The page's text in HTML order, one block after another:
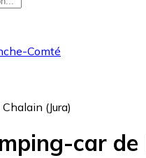
Comté
(Jura)
car de